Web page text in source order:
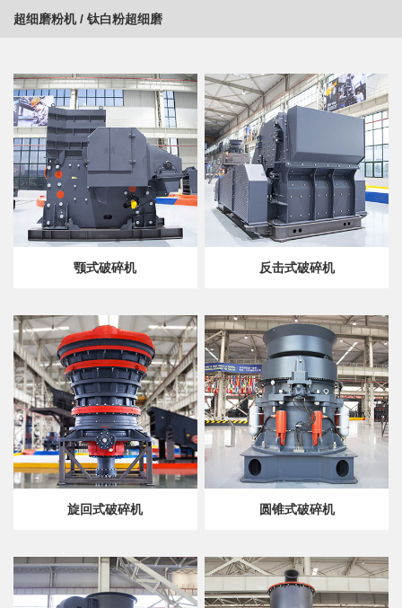
超细磨粉机/ 钛白粉超细磨
颚式破碎机 反击式破碎机
旋回式破碎机 圆锥式破碎机